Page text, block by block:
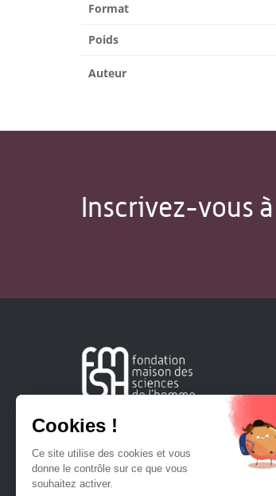
Format
Poids
Auteur
Inscrivez-vous
Créée en 1963, la Fondation Maison
soutient la recherche et la diffusion des
sciences humaines et sociales.